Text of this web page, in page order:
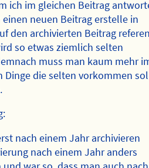
ich im gleichen Beitrag
neuen Beitrag erstelle in
den archivierten Beitrag
so etwas ziemlich selten
muss man kaum mehr
Dinge die selten vorkommen
nach einem Jahr archivieren
nach einem Jahr anders